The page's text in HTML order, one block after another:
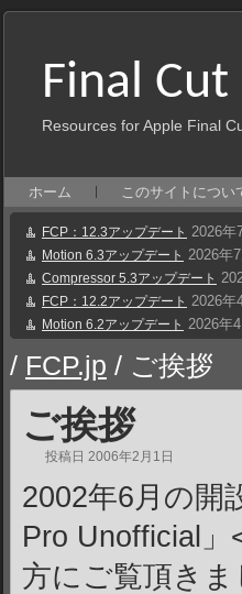
Final
Resources for Apple Final
ホーム このサイトについ
FCP：12.3アップデート 2026年
Motion 6.3アップデート 2026年
Compressor 5.3アップデート
FCP：12.2アップデート 2026年
Motion 6.2アップデート 2026年
/ FCP.jp / ご挨拶
ご挨拶
投稿日 2006年2月1日
2002年6月の開
Pro Unofficial
方にご覧頂き